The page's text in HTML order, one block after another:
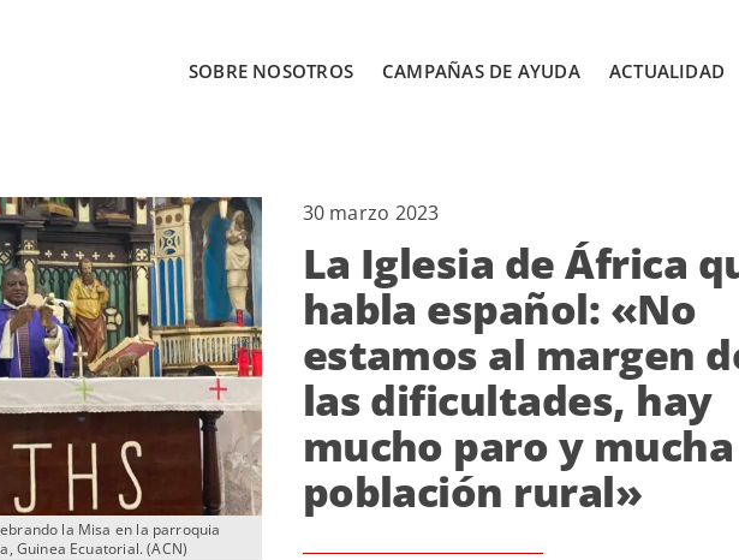
SOBRE NOSOTROS CAMPAÑAS DE AYUDA ACTUALIDAD
la Misa en la parroquia
Guinea Ecuatorial. (ACN)
30 marzo 2023
La Iglesia de África
habla español: «No
estamos al margen
las dificultades, hay
mucho paro y mucha
población rural»